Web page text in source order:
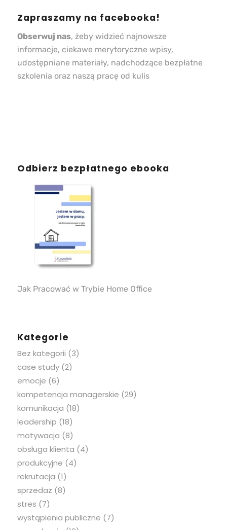
Zapraszamy na facebooka!
Obserwuj nas, żeby widzieć najnowsze
informacje, ciekawe merytoryczne wpisy,
udostępniane materiały, nadchodzące bezpłatne
szkolenia oraz naszą pracę od kulis
Odbierz bezpłatnego ebooka
Jak Pracować w Trybie Home Office
Kategorie
Bez kategorii (3)
case study(2)
emocje (6)
kompetencja managerskie (29)
komunikacja (18)
leadership (18)
motywacja (8)
obsługa klienta (4)
produkcyjne (4)
rekrutacja (1)
sprzedaż (8)
stres (7)
wystąpienia publiczne (7)